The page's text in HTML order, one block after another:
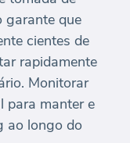
garante que
cientes de
rapidamente
Monitorar
para manter e
ao longo do